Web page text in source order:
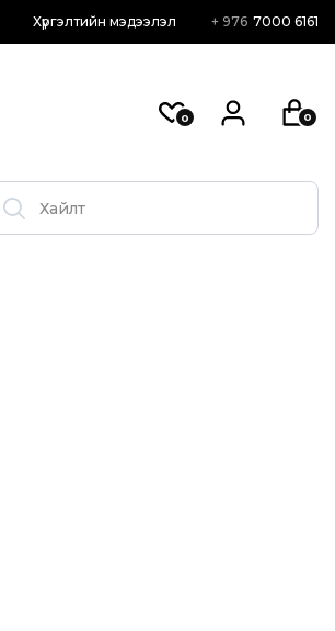
Хүргэлтийн мэдээлэл + 976 7000 6161
0 0